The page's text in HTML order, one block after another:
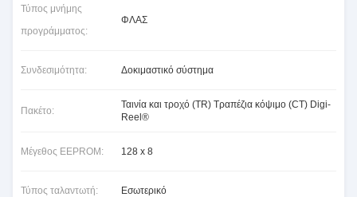
Τύπος μνήμης
προγράμματος:
ΦΛΑΣ
Συνδεσιμότητα: Δοκιμαστικό σύστημα
Πακέτο:
Ταινία και τροχό (TR) Τραπέζια κόψιμο (CT) Digi-
Reel®
Μέγεθος EEPROM: 128 x 8
Τύπος ταλαντωτή: Εσωτερικό